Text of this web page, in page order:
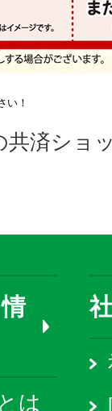
い！
共済ショ
は